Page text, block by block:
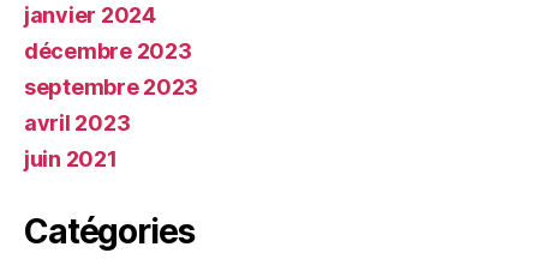
janvier 2024
décembre 2023
septembre 2023
avril 2023
juin 2021
Catégories